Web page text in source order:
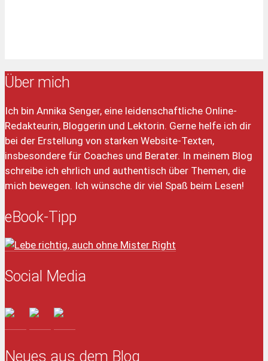
Über mich
Ich bin Annika Senger, eine leidenschaftliche Online-
Redakteurin, Bloggerin und Lektorin. Gerne helfe ich dir
bei der Erstellung von starken Website-Texten,
insbesondere für Coaches und Berater. In meinem Blog
schreibe ich ehrlich und authentisch über Themen, die
mich bewegen. Ich wünsche dir viel Spaß beim Lesen!
eBook-Tipp
Social Media
Neues aus dem Blog